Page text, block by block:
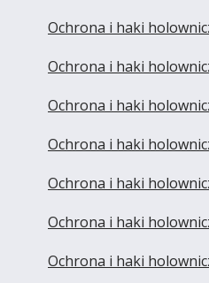
Ochrona i haki
Ochrona i haki
Ochrona i haki
Ochrona i haki
Ochrona i haki
Ochrona i haki
Ochrona i haki